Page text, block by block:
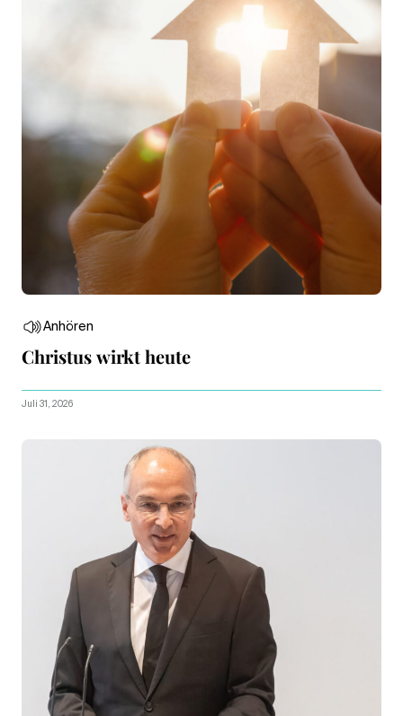
Anhören
Christus wirkt heute
Juli 31, 2026